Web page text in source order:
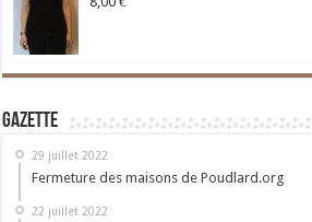
Gazette
29 juillet 2022
Fermeture des maisons de Poudlard.org
22 juillet 2022